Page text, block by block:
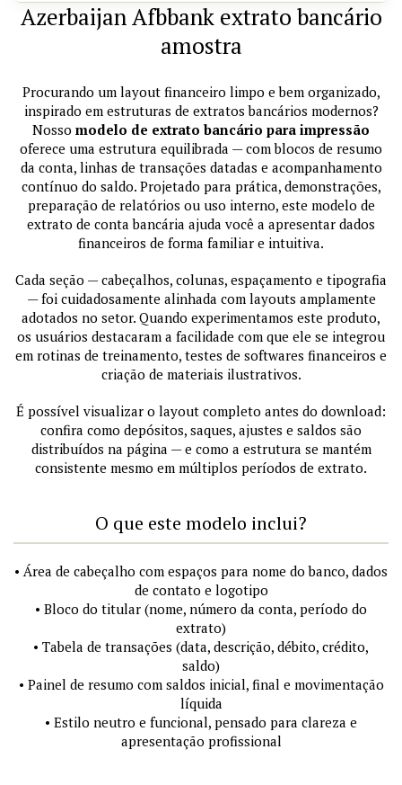
Azerbaijan Afbbank extrato bancário
amostra
Procurando um layout financeiro limpo e bem organizado,
inspirado em estruturas de extratos bancários modernos?
Nosso modelo de extrato bancário para impressão
oferece uma estrutura equilibrada — com blocos de resumo
da conta, linhas de transações datadas e acompanhamento
contínuo do saldo. Projetado para prática, demonstrações,
preparação de relatórios ou uso interno, este modelo de
extrato de conta bancária ajuda você a apresentar dados
financeiros de forma familiar e intuitiva.
Cada seção — cabeçalhos, colunas, espaçamento e tipografia
— foi cuidadosamente alinhada com layouts amplamente
adotados no setor. Quando experimentamos este produto,
os usuários destacaram a facilidade com que ele se integrou
em rotinas de treinamento, testes de softwares financeiros e
criação de materiais ilustrativos.
É possível visualizar o layout completo antes do download:
confira como depósitos, saques, ajustes e saldos são
distribuídos na página — e como a estrutura se mantém
consistente mesmo em múltiplos períodos de extrato.
O que este modelo inclui?
• Área de cabeçalho com espaços para nome do banco, dados
de contato e logotipo
• Bloco do titular (nome, número da conta, período do
extrato)
• Tabela de transações (data, descrição, débito, crédito,
saldo)
• Painel de resumo com saldos inicial, final e movimentação
líquida
• Estilo neutro e funcional, pensado para clareza e
apresentação profissional